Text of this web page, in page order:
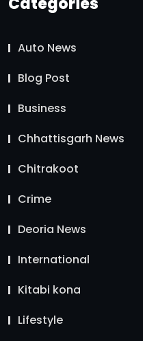
Auto News
Blog Post
Business
Chhattisgarh News
Chitrakoot
Crime
Deoria News
International
Kitabi kona
Lifestyle